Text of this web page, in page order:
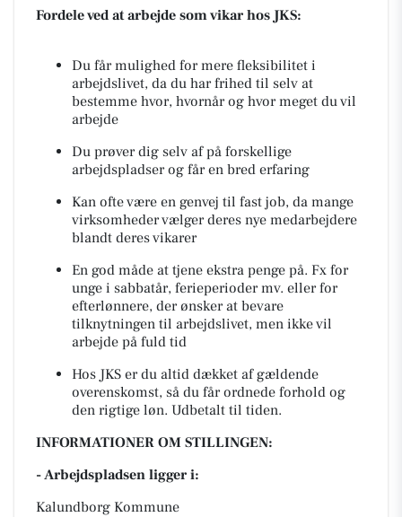
Fordele ved at arbejde som vikar hos JKS:
Du får mulighed for mere fleksibilitet i
arbejdslivet, da du har frihed til selv at
bestemme hvor, hvornår og hvor meget du vil
arbejde
Du prøver dig selv af på forskellige
arbejdspladser og får en bred erfaring
Kan ofte være en genvej til fast job, da mange
virksomheder vælger deres nye medarbejdere
blandt deres vikarer
En god måde at tjene ekstra penge på. Fx for
unge i sabbatår, ferieperioder mv. eller for
efterlønnere, der ønsker at bevare
tilknytningen til arbejdslivet, men ikke vil
arbejde på fuld tid
Hos JKS er du altid dækket af gældende
overenskomst, så du får ordnede forhold og
den rigtige løn. Udbetalt til tiden.
INFORMATIONER OM STILLINGEN:
- Arbejdspladsen ligger i:
Kalundborg Kommune